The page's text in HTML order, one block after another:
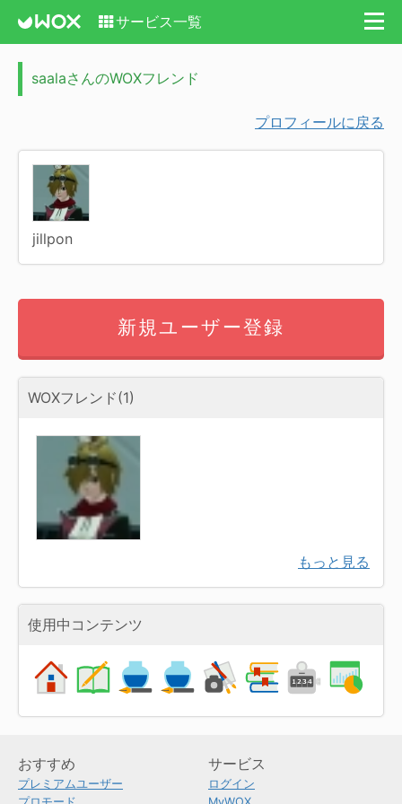
サービス一覧
saalaさんのWOXフレンド
プロフィールに戻る
jillpon
新規ユーザー登録
WOXフレンド(1)
もっと見る
使用中コンテンツ
おすすめ
プレミアムユーザー
サービス
ログイン